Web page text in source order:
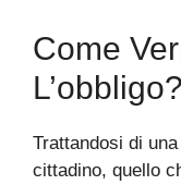
Come
L’obbligo?
Trattandosi di
cittadino, quello